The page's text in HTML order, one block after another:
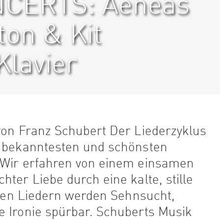
Aeneas
& Kit
Franz Schubert Der Liederzyklus
und schönsten
erfahren von einem einsamen
Liebe durch eine kalte, stille
Liedern werden Sehnsucht,
Ironie spürbar. Schuberts Musik